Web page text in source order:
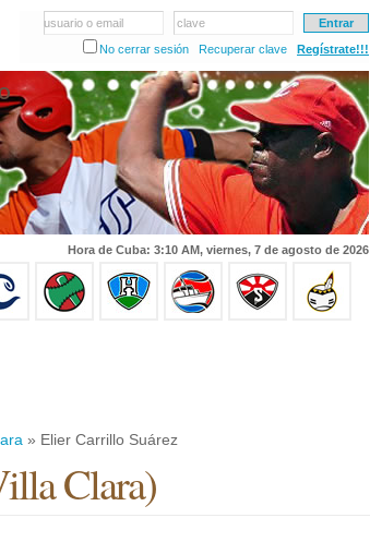
usuario o email
clave
No cerrar sesión
Recuperar clave Regístrate!!!
Hora de Cuba: 3:10 AM, viernes, 7 de agosto de 2026
» Elier Carrillo Suárez
Clara)